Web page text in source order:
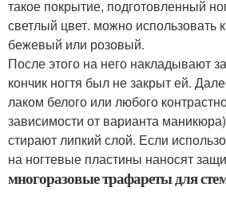
такое покрытие, подготовленный
светлый цвет. можно использовать
бежевый или розовый.
После этого на него накладывают
кончик ногтя был не закрыт ей.
лаком белого или любого
зависимости от варианта
стирают липкий слой. Если
на ногтевые пластины наносят
многоразовые трафареты для